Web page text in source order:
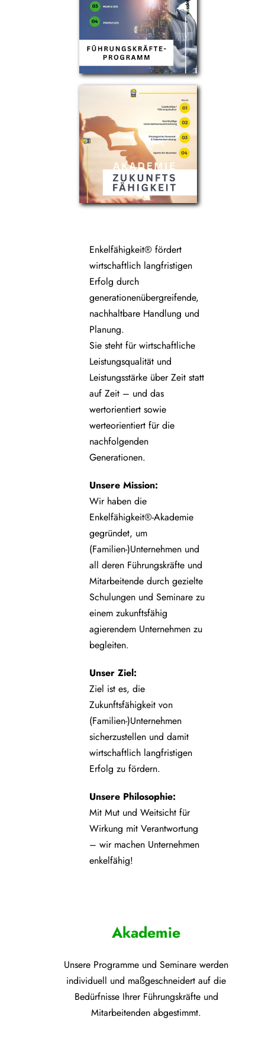
Enkelfähigkeit® fördert
wirtschaftlich langfristigen
Erfolg durch
generationenübergreifende,
nachhaltbare Handlung und
Planung.
Sie steht für wirtschaftliche
Leistungsqualität und
Leistungsstärke über Zeit statt
auf Zeit – und das
wertorientiert sowie
werteorientiert für die
nachfolgenden
Generationen.
Unsere Mission:
Wir haben die
Enkelfähigkeit®-Akademie
gegründet, um
(Familien-)Unternehmen und
all deren Führungskräfte und
Mitarbeitende durch gezielte
Schulungen und Seminare zu
einem zukunftsfähig
agierendem Unternehmen zu
begleiten.
Unser Ziel:
Ziel ist es, die
Zukunftsfähigkeit von
(Familien-)Unternehmen
sicherzustellen und damit
wirtschaftlich langfristigen
Erfolg zu fördern.
Unsere Philosophie:
Mit Mut und Weitsicht für
Wirkung mit Verantwortung
– wir machen Unternehmen
enkelfähig!
Akademie
Unsere Programme und Seminare werden
individuell und maßgeschneidert auf die
Bedürfnisse Ihrer Führungskräfte und
Mitarbeitenden abgestimmt.